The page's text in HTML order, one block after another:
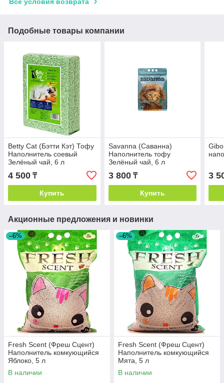
Подобные товары компании
Betty Cat (Бэтти Кэт) Тофу
Наполнитель соевый
Зелёный чай, 6 л
4 500 ₸
Купить
Savanna (Саванна)
Наполнитель тофу
Зелёный чай, 6 л
3 800₸
Купить
3
Акционные предложения и новинки
–6%
Fresh Scent (Фреш Сцент)
Наполнитель комкующийся
Яблоко, 5 л
В наличии
–6%
Fresh Scent (Фреш Сцент)
Наполнитель комкующийся
Мята, 5 л
В наличии